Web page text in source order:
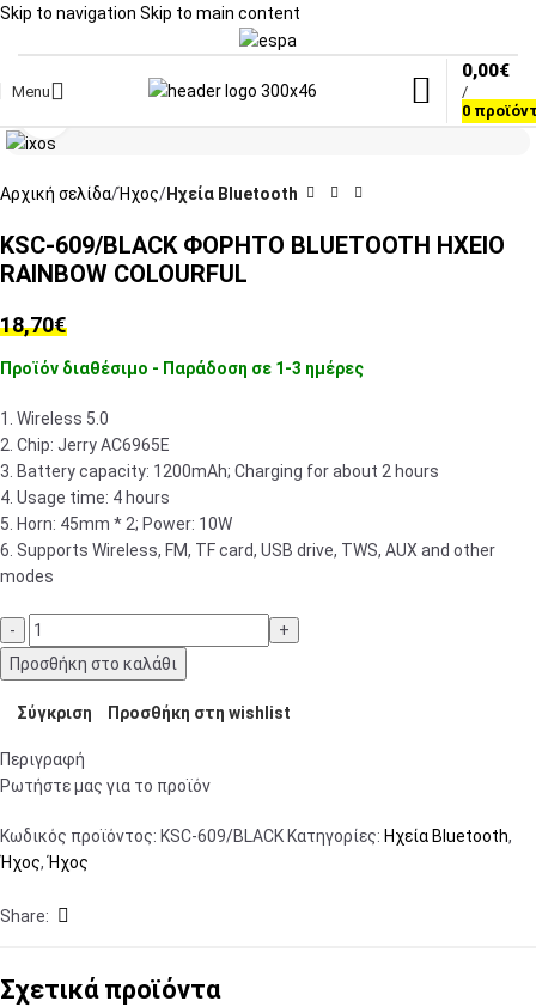
Skip to navigation Skip to main content
Menu
0
/
0,00€
Αρχική σελίδα Ήχος Ηχεία Bluetooth
KSC-609/BLACK ΦΟΡΗΤΟ BLUETOOTH ΗΧΕΙΟ
RAINBOW COLOURFUL
18,70€
Προϊόν διαθέσιμο - Παράδοση σε 1-3 ημέρες
1. Wireless 5.0
2. Chip: Jerry AC6965E
3. Battery capacity: 1200mAh; Charging for about 2 hours
4. Usage time: 4 hours
5. Horn: 45mm * 2; Power: 10W
6. Supports Wireless, FM, TF card, USB drive, TWS, AUX and other
modes
Προσθήκη στο καλάθι
Σύγκριση Προσθήκη στη wishlist
Περιγραφή
Ρωτήστε μας για το προϊόν
Κωδικός προϊόντος: KSC-609/BLACKΚατηγορίες: Ηχεία Bluetooth,
Ήχος, Ήχος
Share:
Σχετικά προϊόντα